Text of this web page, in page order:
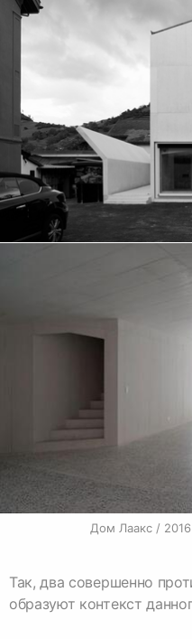
Дом Лаакс /
Так, два совершенно
образуют контекст